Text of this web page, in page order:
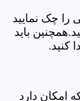
را چک نمایید
باید
کنید.
امکان دارد